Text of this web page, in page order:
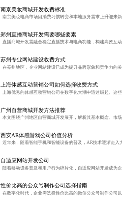
南京美妆商城开发收费标准
郑州直播商城开发需要哪些要素
苏州专业网站建设收费方式
上海体感互动营销公司如何选择收费方式
广州自营商城开发方法推荐
西安AR体感游戏公司价值分析
自适应网站开发公司
性价比高的公众号制作公司选择指南